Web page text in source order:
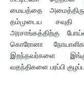
மையத்தை
தம்முடைய சவுதி
அரசாங்கத்திற்கு
கொரோனா
இறந்தவர்களை
வதந்திகளை பரப்பி